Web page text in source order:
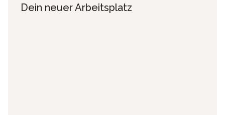
Dein neuer Arbeitsplatz